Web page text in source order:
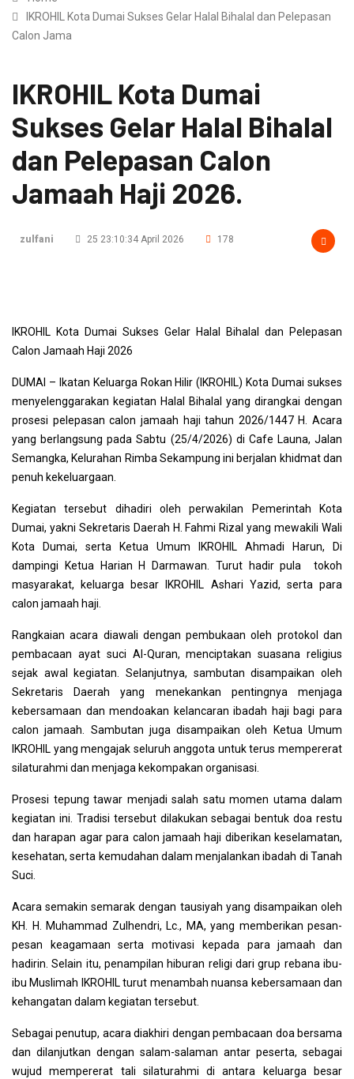
IKROHIL Kota Dumai Sukses Gelar Halal Bihalal dan Pelepasan
Calon Jama
IKROHIL Kota Dumai
Sukses Gelar Halal Bihalal
dan Pelepasan Calon
Jamaah Haji 2026.
zulfani 25 23:10:34 April 2026 178
IKROHIL Kota Dumai Sukses Gelar Halal Bihalal dan Pelepasan
Calon Jamaah Haji 2026
DUMAI – Ikatan Keluarga Rokan Hilir (IKROHIL) Kota Dumai sukses
menyelenggarakan kegiatan Halal Bihalal yang dirangkai dengan
prosesi pelepasan calon jamaah haji tahun 2026/1447 H. Acara
yang berlangsung pada Sabtu (25/4/2026) di Cafe Launa, Jalan
Semangka, Kelurahan Rimba Sekampung ini berjalan khidmat dan
penuh kekeluargaan.
Kegiatan tersebut dihadiri oleh perwakilan Pemerintah Kota
Dumai, yakni Sekretaris Daerah H. Fahmi Rizal yang mewakili Wali
Kota Dumai, serta Ketua Umum IKROHIL Ahmadi Harun, Di
dampingi Ketua Harian H Darmawan. Turut hadir pula tokoh
masyarakat, keluarga besar IKROHIL Ashari Yazid, serta para
calon jamaah haji.
Rangkaian acara diawali dengan pembukaan oleh protokol dan
pembacaan ayat suci Al-Quran, menciptakan suasana religius
sejak awal kegiatan. Selanjutnya, sambutan disampaikan oleh
Sekretaris Daerah yang menekankan pentingnya menjaga
kebersamaan dan mendoakan kelancaran ibadah haji bagi para
calon jamaah. Sambutan juga disampaikan oleh Ketua Umum
IKROHIL yang mengajak seluruh anggota untuk terus mempererat
silaturahmi dan menjaga kekompakan organisasi.
Prosesi tepung tawar menjadi salah satu momen utama dalam
kegiatan ini. Tradisi tersebut dilakukan sebagai bentuk doa restu
dan harapan agar para calon jamaah haji diberikan keselamatan,
kesehatan, serta kemudahan dalam menjalankan ibadah di Tanah
Suci.
Acara semakin semarak dengan tausiyah yang disampaikan oleh
KH. H. Muhammad Zulhendri, Lc., MA, yang memberikan pesan-
pesan keagamaan serta motivasi kepada para jamaah dan
hadirin. Selain itu, penampilan hiburan religi dari grup rebana ibu-
ibu Muslimah IKROHIL turut menambah nuansa kebersamaan dan
kehangatan dalam kegiatan tersebut.
Sebagai penutup, acara diakhiri dengan pembacaan doa bersama
dan dilanjutkan dengan salam-salaman antar peserta, sebagai
wujud mempererat tali silaturahmi di antara keluarga besar